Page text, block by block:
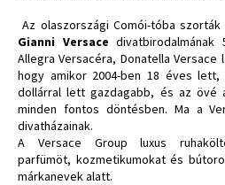
Az olaszországi Comói-tóba
Gianni Versace divatbirodalmának
Allegra Versacéra, Donatella Versace
hogy amikor 2004-ben 18 éves lett,
dollárral lett gazdagabb, és az
minden fontos döntésben. Ma a
divatházainak.
A Versace Group luxus
parfümöt, kozmetikumokat és
márkanevek alatt.